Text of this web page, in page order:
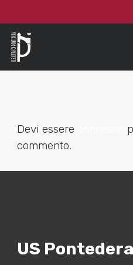
Devi essere
commento.
US Pontedera